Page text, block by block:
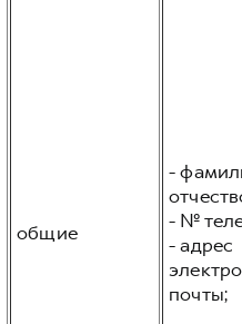
общие
-
- №
- адрес
почты;